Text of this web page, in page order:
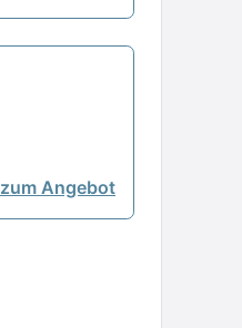
zum Angebot